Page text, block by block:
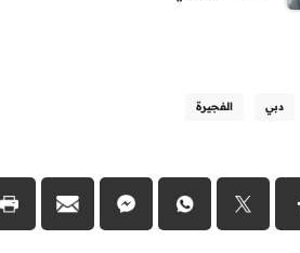
دبي الفجيرة